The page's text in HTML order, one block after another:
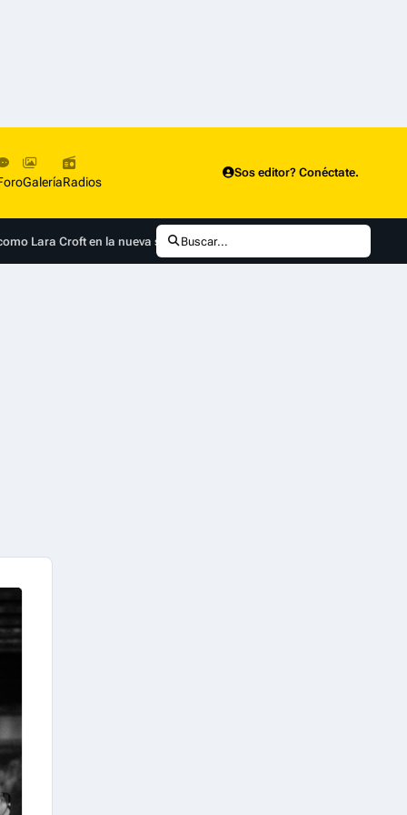
GaleríaRadios
Sos editor? Conéctate.
Lara Croft en la nueva serie de Tomb Raider de Prime Video
Buscar...